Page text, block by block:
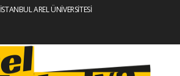
İSTANBUL AREL ÜNİVERSİTESİ